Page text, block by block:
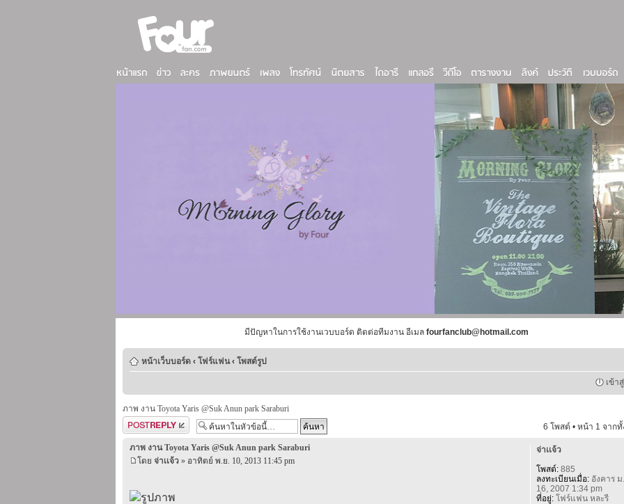
มีปัญหาในการใช้งานเวบบอร์ด ติดต่อทีมงาน อีเมล fourfanclub@hotmail.com
หน้าเว็บบอร์ด ‹ โฟร์แฟน ‹ โพสต์รูป
เข้า
ภาพ งาน Toyota Yaris @Suk Anun park Saraburi
ตอบกระทู้
6 โพสต์ • หน้า 1 จาก
ภาพ งาน Toyota Yaris @Suk Anun park Saraburi
โดย จ่าเเจ้ว » อาทิตย์ พ.ย. 10, 2013 11:45 pm
จ่าเเจ้ว
โพสต์:885
ลงทะเบียนเมื่อ:อังคาร ม
16, 2007 1:34 pm
ที่อยู่:โฟร์แฟน หละรี